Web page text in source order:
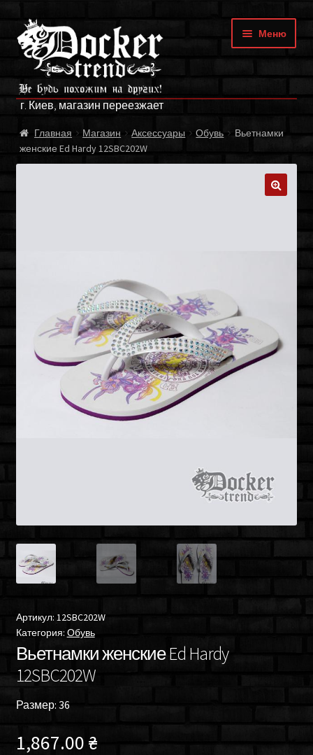
Перейти
к
навигации
Перейти
к
содержимому
г. Киев, магазин переезжает
Меню
ГЛАВНАЯ
МАГАЗИН
БРЕНДЫ
МОЙ АККАУНТ
Главная Магазин Аксессуары Обувь
Вьетнамки
женские Ed Hardy 12SBC202W
Артикул: 12SBC202W
Категория: Обувь
Вьетнамки женские Ed Hardy
12SBC202W
Размер: 36
1,867.00 ₴